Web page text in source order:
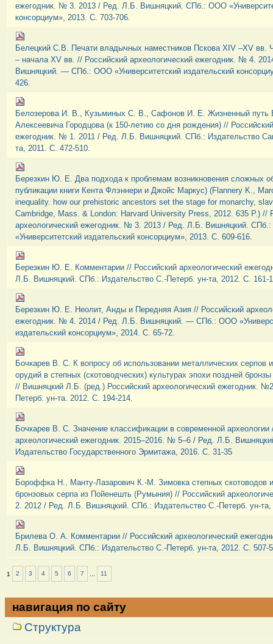
ежегодник. № 3. 2013 / Ред. Л.Б. Вишняцкий. СПб.: ООО
консорциум», 2013. С. 703-706.
Белецкий С.В. Печати владычных наместников Пскова XIV –XV вв.
– начала XV вв. // Российский археологический ежегодник. № 4.
Вишняцкий. — СПб.: ООО «Университетский издательский
426.
Белозерова И. В., Кузьминых С. В., Сафонов И. Е. Жизненный путь
Алексеевича Городцова (к 150-летию со дня рождения) //
ежегодник. № 1. 2011 / Ред. Л.Б. Вишняцкий. СПб.: Издательство
та, 2011. С. 472-510.
Березкин Ю. Е. Два подхода к проблемам возникновения сложных
публикации книги Кента Флэннери и Джойс Маркус) (Flannery K.,
inequality. how our prehistoric ancestors set the stage for monarchy,
Cambridge, Mass. & London: Harvard University Press, 2012. 635 P.) //
археологический ежегодник. № 3. 2013 / Ред. Л.Б. Вишняцкий.
«Университетский издательский консорциум», 2013. С. 609-616.
Березкин Ю. Е. Комментарии // Российский археологический
Л.Б. Вишняцкий. СПб.: Издательство С.-Петерб. ун-та, 2012. С. 161-
Березкин Ю. Е. Неолит, Анды и Передняя Азия // Российский
ежегодник. № 4. 2014 / Ред. Л.Б. Вишняцкий. — СПб.: ООО
издательский консорциум», 2014. С. 65-72.
Бочкарев В. С. К вопросу об использовании металлических серпов
орудий в степных (скотоводческих) культурах эпохи поздней
// Вишняцкий Л.Б. (ред.) Российский археологический ежегодник.
Петерб. ун-та. 2012. С. 194-214.
Бочкарев В. С. Значение классификации в современной археологии
археологический ежегодник. 2015–2016. № 5–6 / Ред. Л.Б.
Издательство Государственного Эрмитажа, 2016. С. 31-35
Бороффка Н., Манту-Лазарович К.-М. Зимовка степных скотоводов
бронзовых серпа из Пойенешть (Румыния) // Российский
2. 2012 / Ред. Л.Б. Вишняцкий. СПб.: Издательство С.-Петерб. ун-та,
Брилева О. А. Комментарии // Российский археологический
Л.Б. Вишняцкий. СПб.: Издательство С.-Петерб. ун-та, 2012. С. 507-
1 2 3 4 5 6 7 11
навигация по сайту
Структура